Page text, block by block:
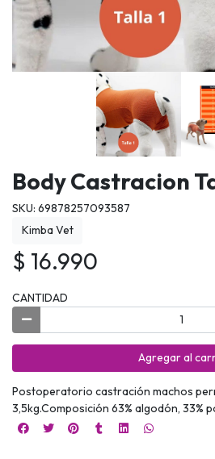
Body Castracion
SKU: 69878257093587
Kimba Vet
$ 16.990
CANTIDAD
Agregar al
Postoperatorio castración machos
3,5kg.Composición 63% algodón, 33%